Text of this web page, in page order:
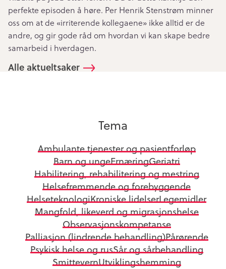
perfekte episoden å høre. Per Henrik Stenstrøm minner
oss om at de «irriterende kollegaene» ikke alltid er de
andre, og gir gode råd om hvordan vi kan skape bedre
samarbeid i hverdagen.
Alle aktueltsaker
Tema
Ambulante tjenester og pasientforløp
Barn og ungeErnæringGeriatri
Habilitering, rehabilitering og mestring
Helsefremmende og forebyggende
HelseteknologiKroniske lidelserLegemidler
Mangfold, likeverd og migrasjonshelse
Observasjonskompetanse
Palliasjon (lindrende behandling)Pårørende
Psykisk helse og rusSår og sårbehandling
SmittevernUtviklingshemming